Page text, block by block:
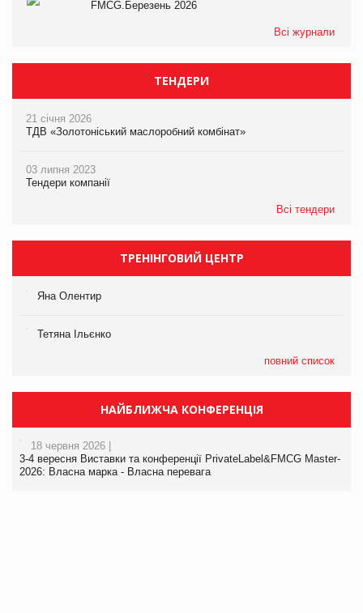
FMCG.Березень 2026
Всі журнали
ТЕНДЕРИ
21 січня 2026
ТДВ «Золотоніський маслоробний комбінат»
03 липня 2023
Тендери компанії
Всі тендери
ТРЕНІНГОВИЙ ЦЕНТР
Яна Олентир
Тетяна Ільєнко
повний список
НАЙБЛИЖЧА КОНФЕРЕНЦІЯ
18 червня 2026 |
3-4 вересня Виставки та конференції PrivateLabel&FMCG Master-
2026: Власна марка - Власна перевага